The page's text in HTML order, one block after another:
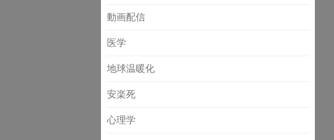
動画配信
医学
地球温暖化
安楽死
心理学